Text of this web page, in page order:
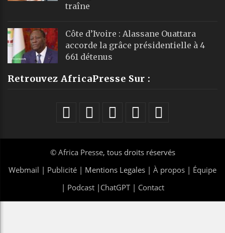
traîne
Côte d’Ivoire : Alassane Ouattara
accorde la grâce présidentielle à 4
661 détenus
Retrouvez AfricaPresse Sur :
© Africa Presse, tous droits réservés
Webmail | Publicité | Mentions Legales | À propos | Équipe
| Podcast| ChatGPT| Contact